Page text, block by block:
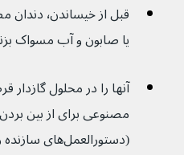
قبل از
یا صابون و آب مسواک
(دستورالعمل‌های سازنده را دنبال کنید).